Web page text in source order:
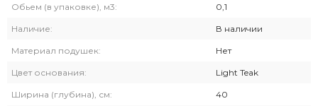
Обьем (в упаковке), м3: 0,1
Наличие: В наличии
Материал подушек: Нет
Цвет основания: Light Teak
Ширина (глубина), см: 40